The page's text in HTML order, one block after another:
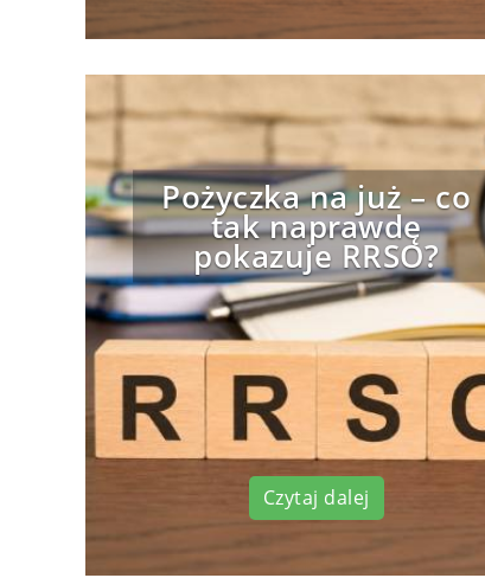
Pożyczka na już – co
tak naprawdę
pokazuje RRSO?
Czytaj dalej